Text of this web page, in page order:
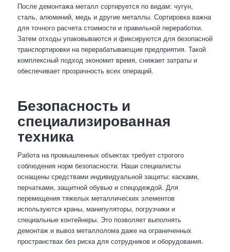
После демонтажа металл сортируется по видам: чугун,
сталь, алюминий, медь и другие металлы. Сортировка важна
для точного расчета стоимости и правильной переработки.
Затем отходы упаковываются и фиксируются для безопасной
транспортировки на перерабатывающие предприятия. Такой
комплексный подход экономит время, снижает затраты и
обеспечивает прозрачность всех операций.
Безопасность и
специализированная
техника
Работа на промышленных объектах требует строгого
соблюдения норм безопасности. Наши специалисты
оснащены средствами индивидуальной защиты: касками,
перчатками, защитной обувью и спецодеждой. Для
перемещения тяжелых металлических элементов
используются краны, манипуляторы, погрузчики и
специальные контейнеры. Это позволяет выполнять
демонтаж и вывоз металлолома даже на ограниченных
пространствах без риска для сотрудников и оборудования.